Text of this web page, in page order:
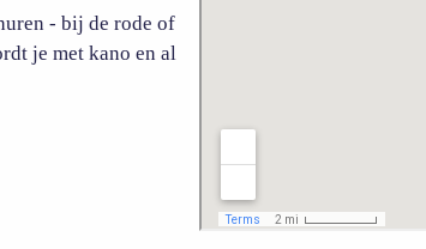
- bij de rode of
je met kano en al